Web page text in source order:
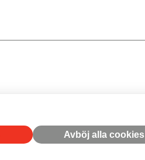
Avböj alla cookies